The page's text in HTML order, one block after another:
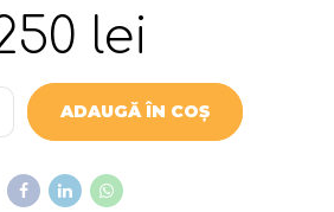
lei
ADAUGĂ ÎN COȘ